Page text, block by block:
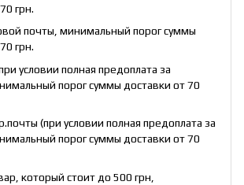
грн.
почты, минимальный порог суммы
грн.
условии полная предоплата за
порог суммы доставки от 70
(при условии полная предоплата за
порог суммы доставки от 70
который стоит до 500 грн,